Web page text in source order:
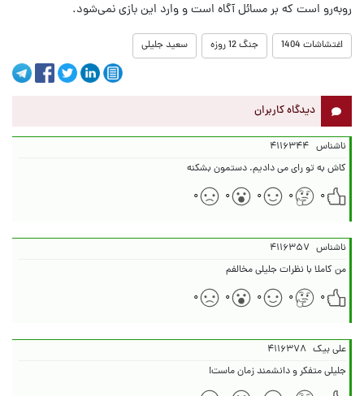
روبه‌رو است که بر مسائل آگاه است و وارد این بازی نمی‌شود.
اغتشاشات 1404 جنگ 12 روزه سعید جلیلی
دیدگاه کاربران
ناشناس ۴۱۱۶۳۴۴
کاش به تو‌ رای می دادیم. دستمون بشکنه
۰
۰ ۰ ۰ ۰
ناشناس ۴۱۱۶۳۵۷
من کاملا با نظرات جلیلی مخالفم
۰
۰ ۰ ۰ ۰
علی بیک ۴۱۱۶۳۷۸
جلیلی متفکر و دانشمند زمان ماست!